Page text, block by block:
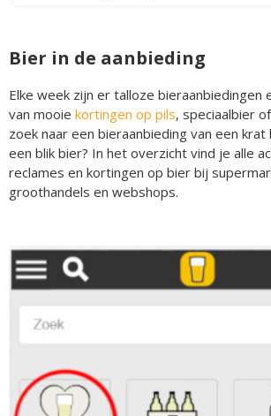
Bier in de aanbieding
Elke week zijn er talloze bieraanbiedingen
van mooie kortingen op pils, speciaalbier
zoek naar een bieraanbieding van een
een blik bier? In het overzicht vind je alle
reclames en kortingen op bier bij
groothandels en webshops.